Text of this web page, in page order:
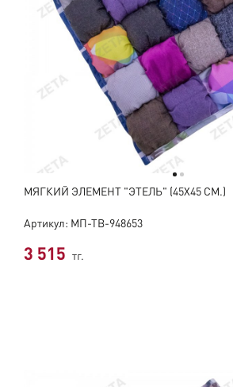
МЯГКИЙ ЭЛЕМЕНТ "ЭТЕЛЬ" (45Х45 СМ.)
Артикул: МП-ТВ-948653
3 515 тг.